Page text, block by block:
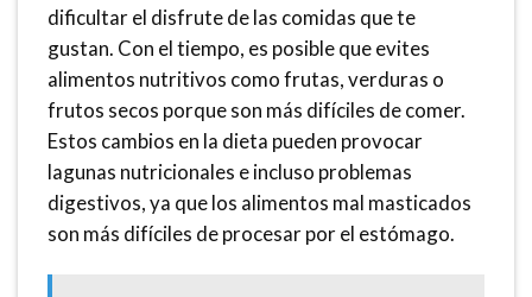
dificultar el disfrute de las comidas que te
gustan. Con el tiempo, es posible que evites
alimentos nutritivos como frutas, verduras o
frutos secos porque son más difíciles de comer.
Estos cambios en la dieta pueden provocar
lagunas nutricionales e incluso problemas
digestivos, ya que los alimentos mal masticados
son más difíciles de procesar por el estómago.